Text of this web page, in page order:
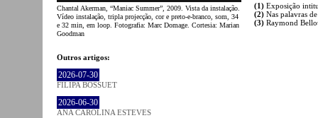
Chantal Akerman, “Maniac Summer”, 2009. Vista da instalação.
Vídeo instalação, tripla projecção, cor e preto-e-branco, som, 34
e 32 min, em loop. Fotografia: Marc Domage. Cortesia: Marian
Goodman
Outros artigos:
2026-07-30
FILIPA BOSSUET
2026-06-30
ANA CAROLINA ESTEVES
(1) Exposição
(2) Nas palavras
(3) Raymond